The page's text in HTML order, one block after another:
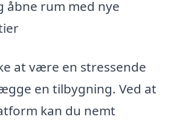
åbne rum med nye
at være en stressende
en tilbygning. Ved at
kan du nemt